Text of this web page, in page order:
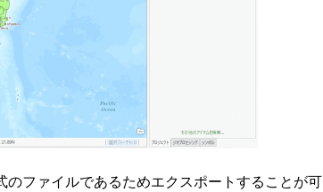
ファイルであるためエクスポートすることが可